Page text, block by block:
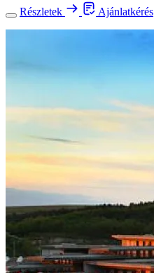
Részletek Ajánlatkérés